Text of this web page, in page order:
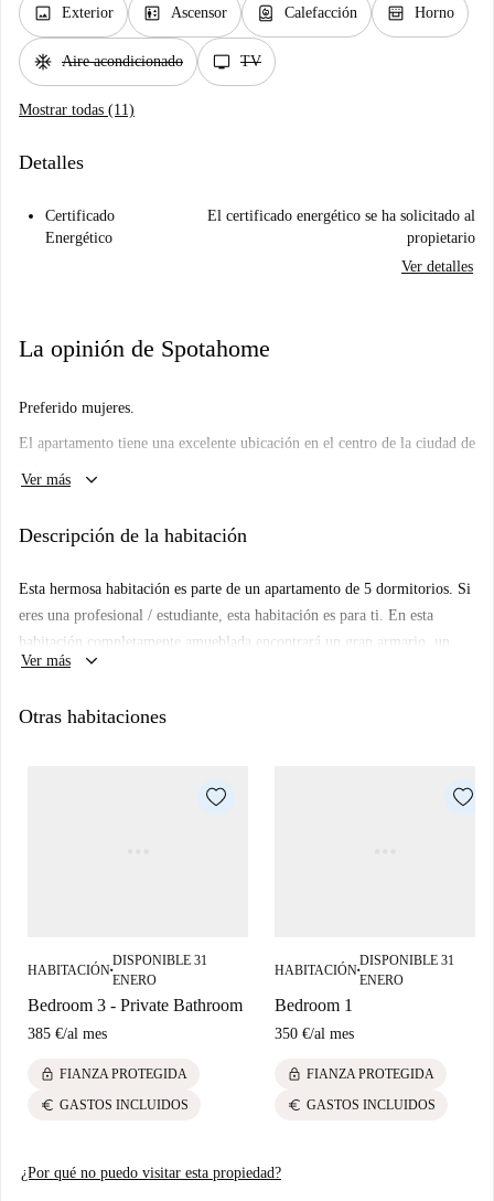
image Exterior elevator Ascensor water_heater Calefacción oven_gen Horno
ac_unit Aire acondicionado tv TV
Mostrar todas (11)
Detalles
Certificado
Energético
El certificado energético se ha solicitado al
propietario
Ver detalles
La opinión de Spotahome
Preferido mujeres.
El apartamento tiene una excelente ubicación en el centro de la ciudad de
Salamanca.
La zona ofrece varias oportunidades de compras, ya que está rodeada de
confortable.
Ver más keyboard_arrow_down
Descripción de la habitación
Esta hermosa habitación es parte de un apartamento de 5 dormitorios. Si
eres una profesional / estudiante, esta habitación es para ti. En esta
habitación completamente amueblada encontrará un gran armario, un
escritorio y una cómoda cama. Esta habitación se beneficia de una gran
modernos, incluyendo una máquina de café y una lavadora y una
secadora. El alquiler incluye internet y todos los servicios públicos
Ver más keyboard_arrow_down
Otras habitaciones
HABITACIÓN■
DISPONIBLE 31
ENERO
Bedroom 3 - Private Bathroom
385 €/al mes
lock FIANZA PROTEGIDA
euro GASTOS INCLUIDOS
HABITACIÓN■
DISPONIBLE 31
ENERO
Bedroom 1
350 €/al mes
lock FIANZA PROTEGIDA
euro GASTOS INCLUIDOS
¿Por qué no puedo visitar esta propiedad?